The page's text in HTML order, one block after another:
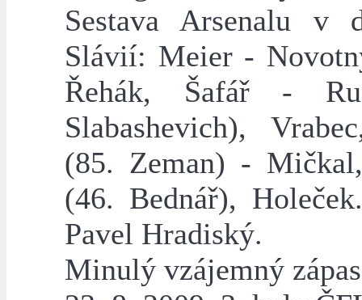
Sestava Arsenalu v
Slávií: Meier -
Řehák, Šafář -
Slabashevich),
(85. Zeman) -
(46. Bednář),
Pavel Hradiský.
Minulý vzájemný